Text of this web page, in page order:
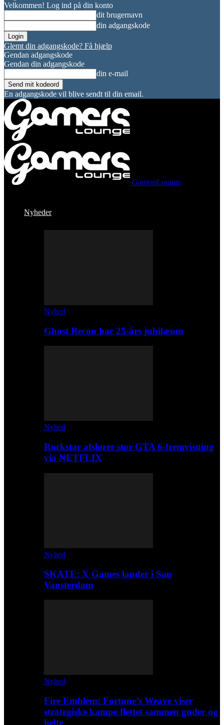
Velkommen! Log ind på din konto
dit brugernavn
din adgangskode
Glemt din adgangskode? Få hjælp
Gendan adgangskode
Gendan din adgangskode
din e-mail
En adgangskode vil blive sendt til din email.
GamersLounge
Nyheder
Nyhed
Ghost Recon har 25-års jubilæum
Nyhed
Rockstar afslører stor GTA 6-fremvisning
via NETFLIX
Nyhed
SKATE: X Games lander i San
Vansterdam
Nyhed
Fire Emblem: Fortune’s Weave viser
strategiske kampe flettet sammen guder og
helte